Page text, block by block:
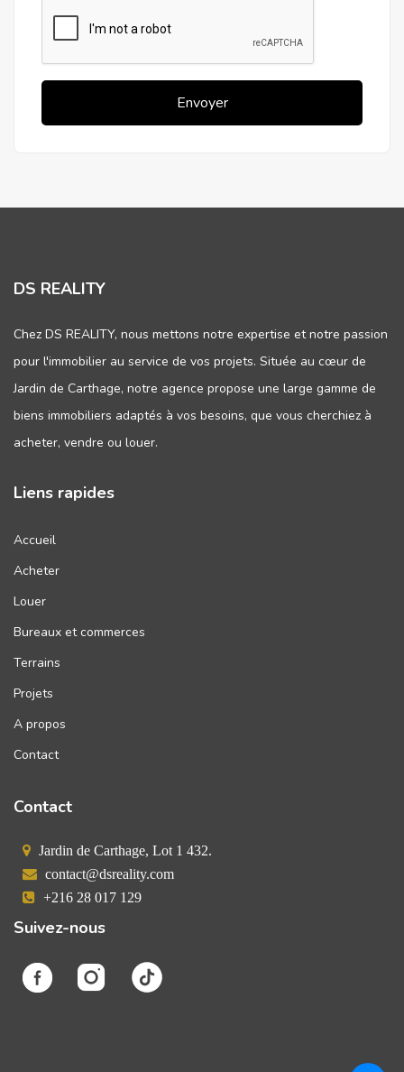
Envoyer
DS REALITY
Chez DS REALITY, nous mettons notre expertise et notre passion
pour l'immobilier au service de vos projets. Située au cœur de
Jardin de Carthage, notre agence propose une large gamme de
biens immobiliers adaptés à vos besoins, que vous cherchiez à
acheter, vendre ou louer.
Liens rapides
Accueil
Acheter
Louer
Bureaux et commerces
Terrains
Projets
A propos
Contact
Contact
Jardin de Carthage, Lot 1 432.
contact@dsreality.com
+216 28 017 129
Suivez-nous